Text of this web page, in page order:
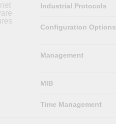
Industrial Protocols
Configuration Options
Management
MIB
Time Management